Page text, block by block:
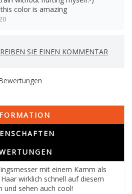
color is amazing
SIE EINEN KOMMENTAR
mit einem Kamm als
wirklich schnell auf diesem
und sehen auch cool!